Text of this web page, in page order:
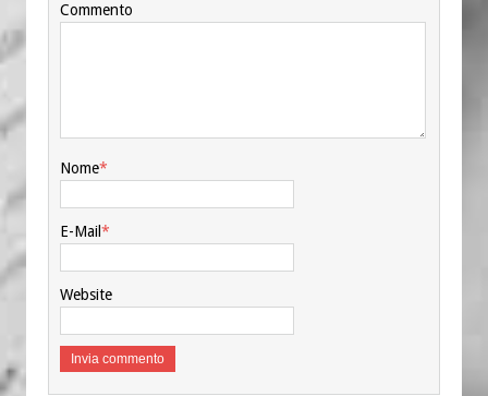
Commento
Nome*
E-Mail*
Website